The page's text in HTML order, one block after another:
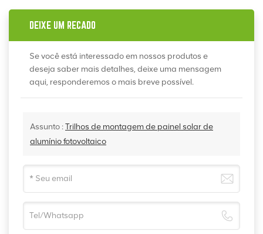
DEIXE UM RECADO
Se você está interessado em nossos produtos e
deseja saber mais detalhes, deixe uma mensagem
aqui, responderemos o mais breve possível.
Assunto :Trilhos de montagem de painel solar de
alumínio fotovoltaico